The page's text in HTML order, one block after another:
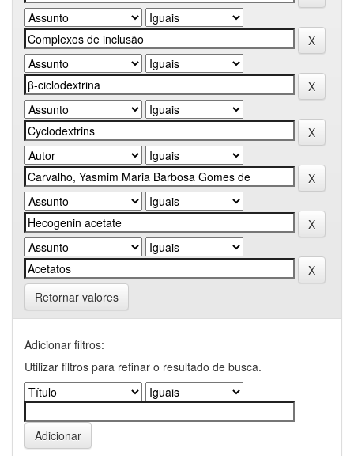
Retornar valores
Adicionar filtros:
Utilizar filtros para refinar o resultado de busca.